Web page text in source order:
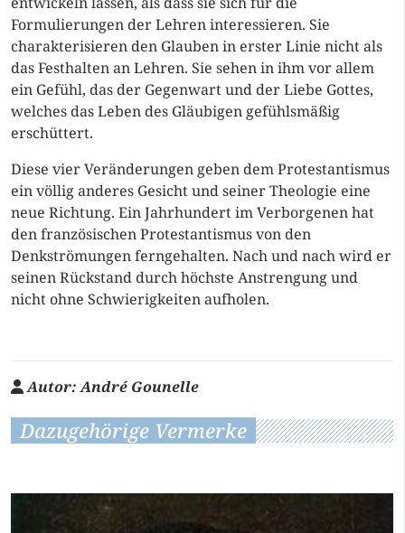
Formulierungen der Lehren interessieren. Sie
charakterisieren den Glauben in erster Linie nicht als
das Festhalten an Lehren. Sie sehen in ihm vor allem
ein Gefühl, das der Gegenwart und der Liebe Gottes,
welches das Leben des Gläubigen gefühlsmäßig
erschüttert.
Diese vier Veränderungen geben dem Protestantismus
ein völlig anderes Gesicht und seiner Theologie eine
neue Richtung. Ein Jahrhundert im Verborgenen hat
den französischen Protestantismus von den
Denkströmungen ferngehalten. Nach und nach wird er
seinen Rückstand durch höchste Anstrengung und
nicht ohne Schwierigkeiten aufholen.
Autor:André Gounelle
Dazugehörige Vermerke